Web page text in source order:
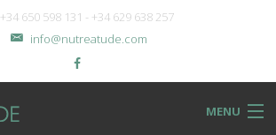
+34 650 598 131 - +34 629 638 257
info@nutreatude.com
MENU